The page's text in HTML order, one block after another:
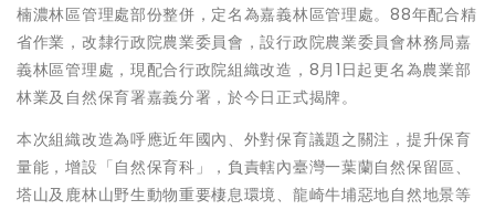
楠濃林區管理處部份整併，定名為嘉義林區管理處。88年配合精
省作業，改隸行政院農業委員會，設行政院農業委員會林務局嘉
義林區管理處，現配合行政院組織改造，8月1日起更名為農業部
林業及自然保育署嘉義分署，於今日正式揭牌。
本次組織改造為呼應近年國內、外對保育議題之關注，提升保育
量能，增設「自然保育科」，負責轄內臺灣一葉蘭自然保留區、
塔山及鹿林山野生動物重要棲息環境、龍崎牛埔惡地自然地景等